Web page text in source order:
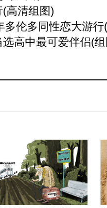
高清组图)
多伦多同性恋大游行
高中最可爱伴侣(